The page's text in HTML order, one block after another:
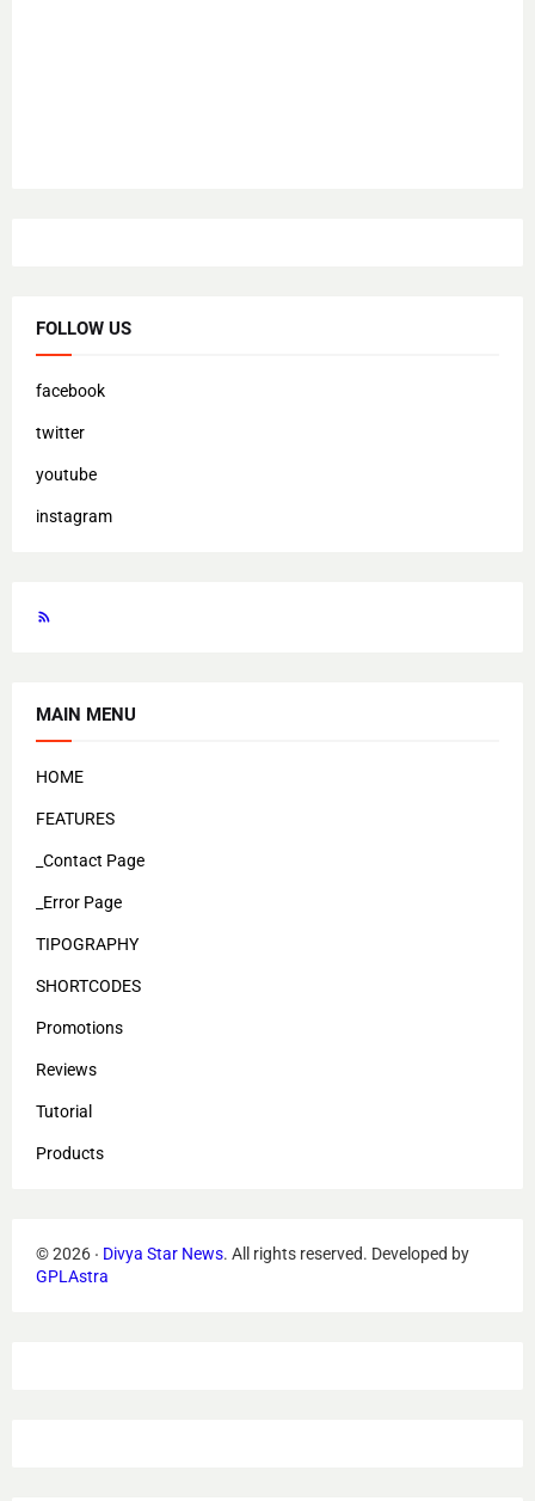
FOLLOW US
facebook
twitter
youtube
instagram
MAIN MENU
HOME
FEATURES
_Contact Page
_Error Page
TIPOGRAPHY
SHORTCODES
Promotions
Reviews
Tutorial
Products
©2026 ‧ Divya Star News. All rights reserved. Developed by
GPLAstra